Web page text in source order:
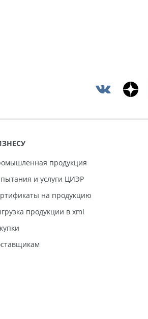
продукция
и услуги ЦИЭР
на продукцию
продукции в xml